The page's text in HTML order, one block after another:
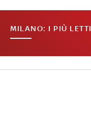
MILANO: I PIÙ LETTI